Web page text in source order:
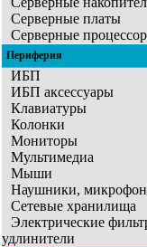
Серверные платы
Серверные
Периферия
ИБП
ИБП аксессуары
Клавиатуры
Колонки
Мониторы
Мультимедиа
Мыши
Наушники,
Сетевые хранилища
Электрические
удлинители